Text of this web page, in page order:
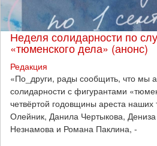
Неделя солидарности по
«тюменского дела» (анонс)
Редакция
​«По_други, рады сообщить, что мы
солидарности с фигурантами
четвёртой годовщины ареста
Олейник, Данила Чертыкова,
Незнамова и Романа Паклина, -